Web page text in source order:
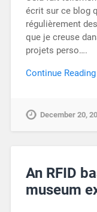
écrit sur ce blog
régulièrement
que je creuse
projets perso….
Continue
December 20,
An RFID
museum